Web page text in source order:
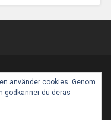
|THEME:
NOREN.
använder cookies. Genom
godkänner du deras